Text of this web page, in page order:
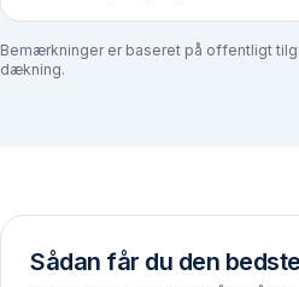
Bemærkninger er baseret på offentligt
dækning.
Sådan får du den